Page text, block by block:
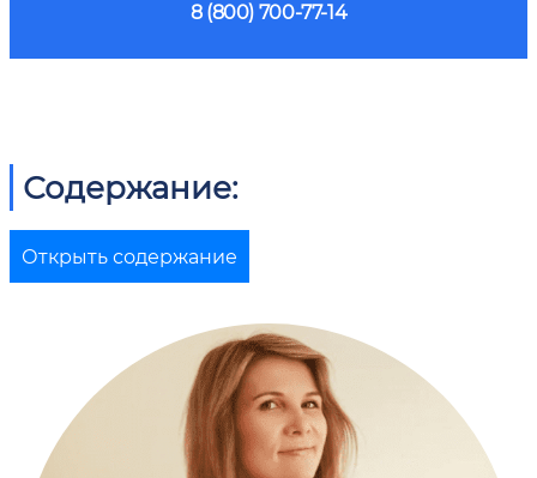
8 (800) 700-77-14
Содержание:
Открыть содержание